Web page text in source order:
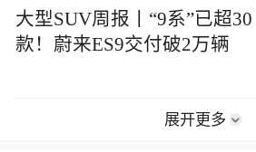
大型SUV周报丨“9系”已超30
款！蔚来ES9交付破2万辆
展开更多